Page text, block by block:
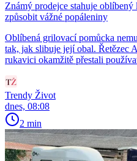
Známý prodejce stahuje
způsobit vážné popáleniny
Oblíbená grilovací pomůcka
tak, jak slibuje její obal. Řetězec
rukavici okamžitě přestali
Trendy Život
dnes, 08:08
2 min